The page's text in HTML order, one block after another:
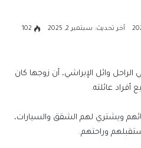
آخر تحديث: سبتمبر 2, 2025 102
الراحل وائل الإبراشي، أن زوجها كان
عائلته.
ويشتري لهم الشقق والسيارات،
وراحتهم.